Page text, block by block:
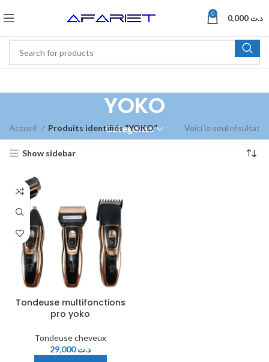
0 د.ت
YOKO
Categories
Accueil Produits identifiés “YOKO” Voici le seul résultat
Show sidebar
Tondeuse multifonctions
pro yoko
Tondeuse cheveux
د.ت29,000